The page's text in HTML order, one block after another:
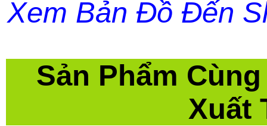
Xem Bản Đồ Đến
Sản Phẩm
Xuất